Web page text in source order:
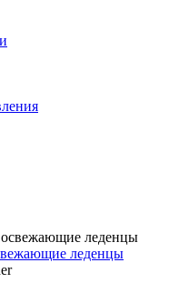
леденцы